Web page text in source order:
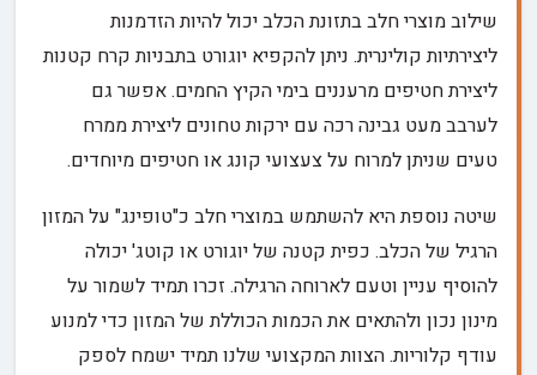
שילוב מוצרי חלב בתזונת הכלב יכול להיות הזדמנות
ליצירתיות קולינרית. ניתן להקפיא יוגורט בתבניות קרח קטנות
ליצירת חטיפים מרעננים בימי הקיץ החמים. אפשר גם
לערבב מעט גבינה רכה עם ירקות טחונים ליצירת ממרח
טעים שניתן למרוח על צעצועי קונג או חטיפים מיוחדים.
שיטה נוספת היא להשתמש במוצרי חלב כ"טופינג" על המזון
הרגיל של הכלב. כפית קטנה של יוגורט או קוטג' יכולה
להוסיף עניין וטעם לארוחה הרגילה. זכרו תמיד לשמור על
מינון נכון ולהתאים את הכמות הכוללת של המזון כדי למנוע
עודף קלוריות. הצוות המקצועי שלנו תמיד ישמח לספק